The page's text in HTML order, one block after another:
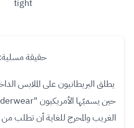
tight
حقيقة مسلية:
الغريب والمحرج للغاية أن تطلب